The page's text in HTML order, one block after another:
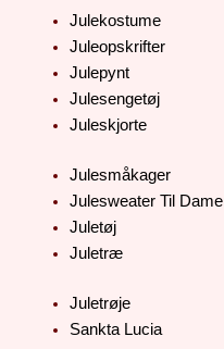
Julekostume
Juleopskrifter
Julepynt
Julesengetøj
Juleskjorte
Julesmåkager
Julesweater Til Dame
Juletøj
Juletræ
Juletrøje
Sankta Lucia